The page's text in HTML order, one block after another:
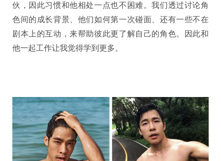
伙，因此习惯和他相处一点也不困难。我们透过讨论角
色间的成长背景、他们如何第一次碰面、还有一些不在
剧本上的互动，来帮助彼此更了解自己的角色。因此和
他一起工作让我觉得学到更多。